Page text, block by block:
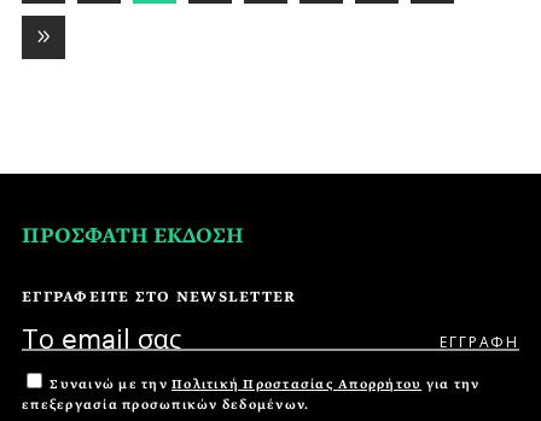
ΠΡΟΣΦΑΤΗ ΕΚΔΟΣΗ
ΕΓΓΡΑΦΕΙΤΕ ΣΤΟ NEWSLETTER
Συναινώ με την Πολιτική Προστασίας Απορρήτου για την
επεξεργασία προσωπικών δεδομένων.